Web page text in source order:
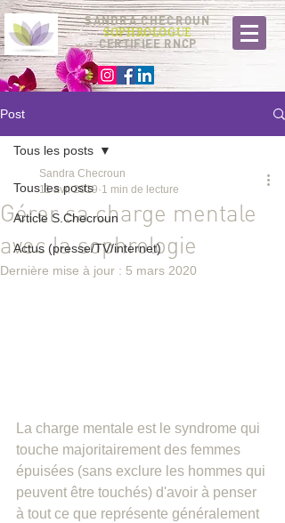
SANDRA CHECROUN
SOPHROLOGUE
CERTIFIEE RNCP
Post
Tous les posts
Article S.Checroun
Actus (presse/TV/internet)
Tous les posts
Gérer sa charge mentale
avec la sophrologie
Sandra Checroun
11 avr. 2019 1 min de lecture
Dernière mise à jour : 5 mars 2020
La charge mentale est le syndrome qui
touche majoritairement des femmes
épuisées (sans exclure les hommes qui
peuvent être touchés) d'avoir à penser
à tout ce que représente généralement